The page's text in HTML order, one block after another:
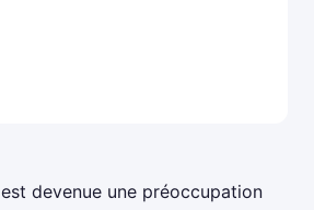
est devenue une préoccupation